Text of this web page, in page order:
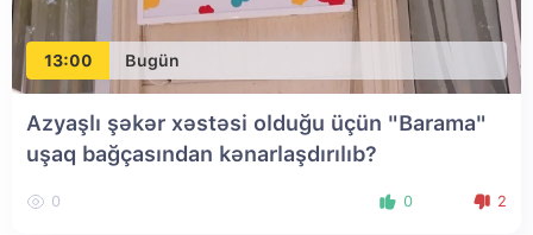
13:00 Bugün
Azyaşlı şəkər xəstəsi olduğu üçün "Barama"
uşaq bağçasından kənarlaşdırılıb?
0 0 2